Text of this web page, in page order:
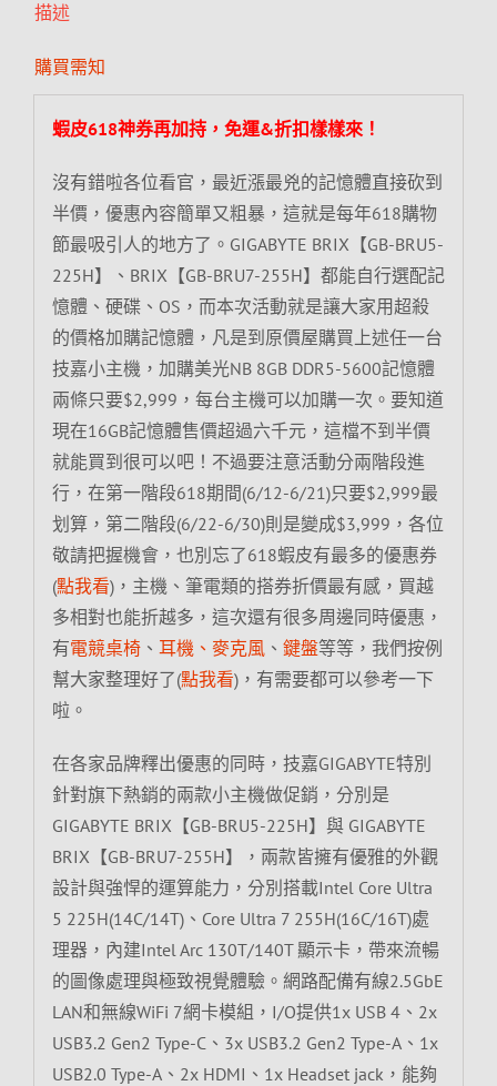
描述
購買需知
蝦皮618神券再加持，免運&折扣樣樣來！
沒有錯啦各位看官，最近漲最兇的記憶體直接砍到
半價，優惠內容簡單又粗暴，這就是每年618購物
節最吸引人的地方了。GIGABYTE BRIX【GB-BRU5-
225H】、BRIX【GB-BRU7-255H】都能自行選配記
憶體、硬碟、OS，而本次活動就是讓大家用超殺
的價格加購記憶體，凡是到原價屋購買上述任一台
技嘉小主機，加購美光NB 8GB DDR5-5600記憶體
兩條只要$2,999，每台主機可以加購一次。要知道
現在16GB記憶體售價超過六千元，這檔不到半價
就能買到很可以吧！不過要注意活動分兩階段進
行，在第一階段618期間(6/12-6/21)只要$2,999最
划算，第二階段(6/22-6/30)則是變成$3,999，各位
敬請把握機會，也別忘了618蝦皮有最多的優惠券
(點我看)，主機、筆電類的搭券折價最有感，買越
多相對也能折越多，這次還有很多周邊同時優惠，
有電競桌椅、 耳機、麥克風、 鍵盤等等，我們按例
幫大家整理好了(點我看)，有需要都可以參考一下
啦。
在各家品牌釋出優惠的同時，技嘉GIGABYTE特別
針對旗下熱銷的兩款小主機做促銷，分別是
GIGABYTE BRIX【GB-BRU5-225H】與 GIGABYTE
BRIX【GB-BRU7-255H】，兩款皆擁有優雅的外觀
設計與強悍的運算能力，分別搭載Intel Core Ultra
5 225H(14C/14T)、Core Ultra 7 255H(16C/16T)處
理器，內建Intel Arc 130T/140T 顯示卡，帶來流暢
的圖像處理與極致視覺體驗。網路配備有線2.5GbE
LAN和無線WiFi 7網卡模組，I/O提供1x USB 4、2x
USB3.2 Gen2 Type-C、3x USB3.2 Gen2 Type-A、1x
USB2.0 Type-A、2x HDMI、1x Headset jack，能夠